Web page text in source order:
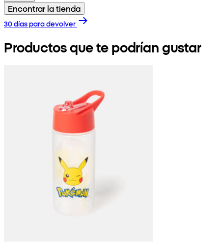
Encontrar la tienda
30 días para devolver
Productos que te podrían gustar